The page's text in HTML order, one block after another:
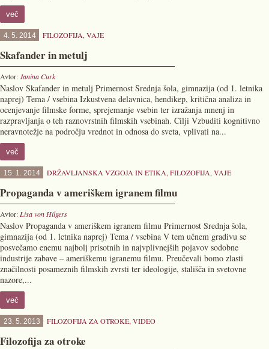
več
4. 5. 2014 FILOZOFIJA, VAJE
Skafander in metulj
Avtor:Janina Curk
Naslov Skafander in metulj Primernost Srednja šola, gimnazija (od 1. letnika
naprej) Tema / vsebina Izkustvena delavnica, hendikep, kritična analiza in
ocenjevanje filmske forme, sprejemanje vsebin ter izražanja mnenj in
razpravljanja o teh raznovrstnih filmskih vsebinah. Cilji Vzbuditi kognitivno
neravnotežje na področju vrednot in odnosa do sveta, vplivati na...
več
15. 1. 2014 DRŽAVLJANSKA VZGOJA IN ETIKA, FILOZOFIJA, VAJE
Propaganda v ameriškem igranem filmu
Avtor: Lisa von Hilgers
Naslov Propaganda v ameriškem igranem filmu Primernost Srednja šola,
gimnazija (od 1. letnika naprej) Tema / vsebina V tem učnem gradivu se
posvečamo enemu najbolj prisotnih in najvplivnejših pojavov sodobne
industrije zabave – ameriškemu igranemu filmu. Preučevali bomo zlasti
značilnosti posameznih filmskih zvrsti ter ideologije, stališča in svetovne
nazore,...
več
23. 5. 2013 FILOZOFIJA ZA OTROKE, VIDEO
Filozofija za otroke